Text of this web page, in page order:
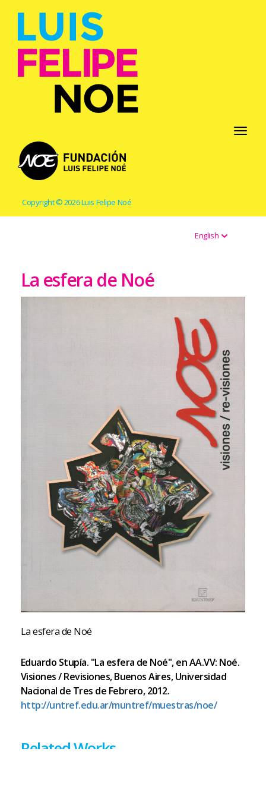
Toggle
Copyright © 2026 Luis Felipe Noé
English
La esfera de Noé
La esfera de Noé
Eduardo Stupía. "La esfera de Noé", en AA.VV: Noé.
Visiones / Revisiones, Buenos Aires, Universidad
Nacional de Tres de Febrero, 2012.
http://untref.edu.ar/muntref/muestras/noe/
Related Works